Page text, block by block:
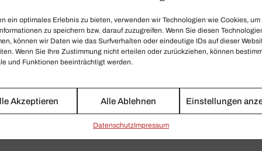
ein optimales Erlebnis zu bieten, verwenden wir Technologien wie Cookies, um
zu speichern bzw. darauf zuzugreifen. Wenn Sie diesen
können wir Daten wie das Surfverhalten oder eindeutige IDs auf dieser
Wenn Sie Ihre Zustimmung nicht erteilen oder zurückziehen, können
und Funktionen beeinträchtigt werden.
Akzeptieren Alle Ablehnen Einstellungen
Daten­schutzImpressum
ARMAN
C‑Dur
Arman leitet den Chor
die Akademie für Alte
Berlin bei der Aufnahme
KATHARINA KONRADI
Scheu vor Schu­bert
über ihre Ehrfurcht vor großen
Kolleginnen und ihrem